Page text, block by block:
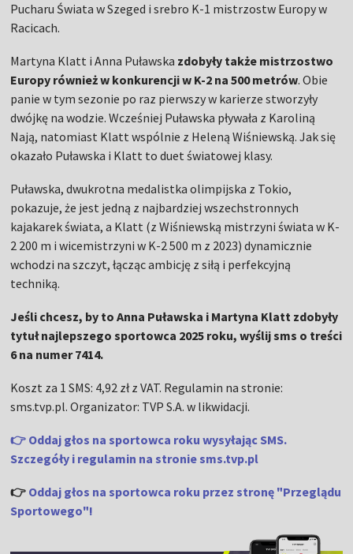
Pucharu Świata w Szeged i srebro K-1 mistrzostw Europy w
Racicach.
Martyna Klatt i Anna Puławska zdobyły także mistrzostwo
Europy również w konkurencji w K-2 na 500 metrów. Obie
panie w tym sezonie po raz pierwszy w karierze stworzyły
dwójkę na wodzie. Wcześniej Puławska pływała z Karoliną
Nają, natomiast Klatt wspólnie z Heleną Wiśniewską. Jak się
okazało Puławska i Klatt to duet światowej klasy.
Puławska, dwukrotna medalistka olimpijska z Tokio,
pokazuje, że jest jedną z najbardziej wszechstronnych
kajakarek świata, a Klatt (z Wiśniewską mistrzyni świata w K-
2 200 m i wicemistrzyni w K-2 500 m z 2023) dynamicznie
wchodzi na szczyt, łącząc ambicję z siłą i perfekcyjną
techniką.
Jeśli chcesz, by to Anna Puławska i Martyna Klatt zdobyły
tytuł najlepszego sportowca 2025 roku, wyślij sms o treści
6 na numer 7414.
Koszt za 1 SMS: 4,92 zł z VAT. Regulamin na stronie:
sms.tvp.pl. Organizator: TVP S.A. w likwidacji.
👉 Oddaj głos na sportowca roku wysyłając SMS.
Szczegóły i regulamin na stronie sms.tvp.pl
👉 Oddaj głos na sportowca roku przez stronę "Przeglądu
Sportowego"!